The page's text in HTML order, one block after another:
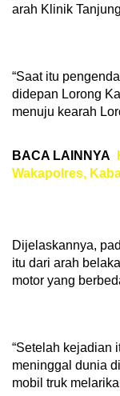
arah Klinik
“Saat itu
didepan Lorong
menuju kearah
BACA LAINNYA
Wakapolres,
Dijelaskannya,
itu dari arah
motor yang
“Setelah kejadian
meninggal dunia
mobil truk